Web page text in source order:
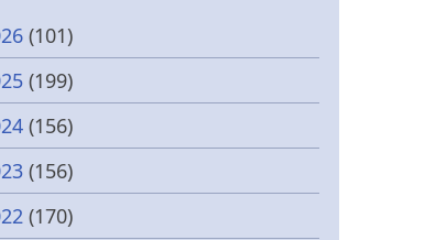
(101)
(199)
(156)
(156)
(170)